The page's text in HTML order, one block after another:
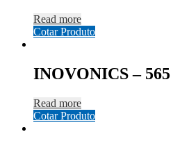
Read more
Cotar Produto
INOVONICS –
Read more
Cotar Produto